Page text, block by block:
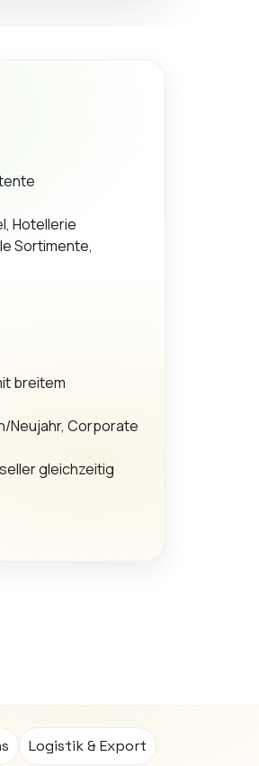
Hotellerie
Sortimente,
breitem
Neujahr, Corporate
gleichzeitig
Logistik & Export